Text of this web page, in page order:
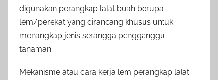
digunakan perangkap lalat buah berupa
lem/perekat yang dirancang khusus untuk
menangkap jenis serangga pengganggu
tanaman.
Mekanisme atau cara kerja lem perangkap lalat